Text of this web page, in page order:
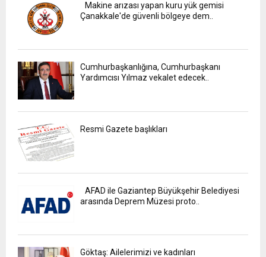
Makine arızası yapan kuru yük gemisi
Çanakkale'de güvenli bölgeye dem..
Cumhurbaşkanlığına, Cumhurbaşkanı
Yardımcısı Yılmaz vekalet edecek..
Resmi Gazete başlıkları
AFAD ile Gaziantep Büyükşehir Belediyesi
arasında Deprem Müzesi proto..
Göktaş: Ailelerimizi ve kadınları